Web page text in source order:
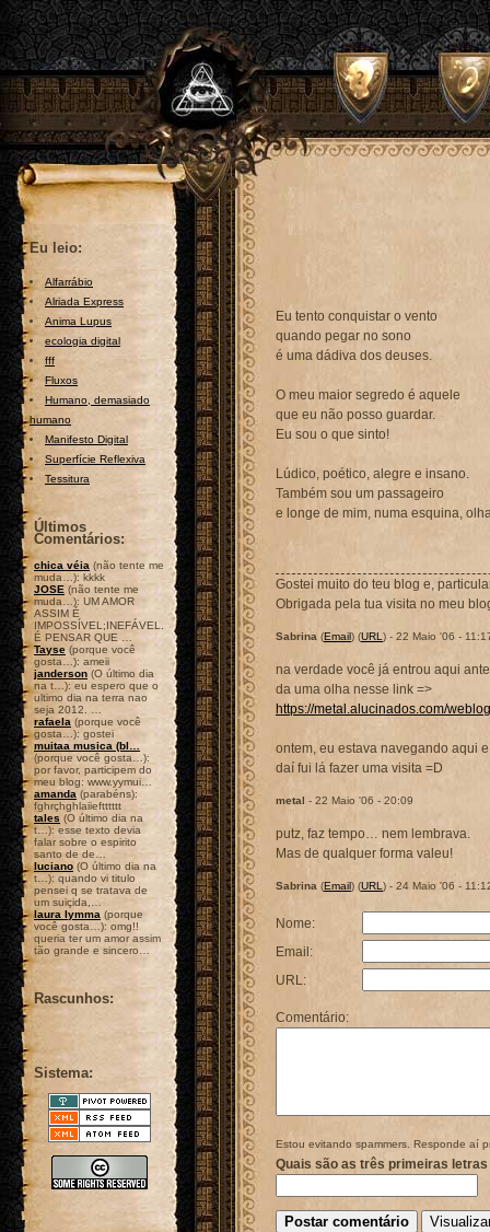
Eu leio:
Alfarrábio
Alriada Express
Anima Lupus
ecologia digital
fff
Fluxos
Humano, demasiado
humano
Manifesto Digital
Superfície Reflexiva
Tessitura
Últimos
Comentários:
chica véia (não tente me
muda…): kkkk
JOSE (não tente me
muda…): UM AMOR
ASSIM É
IMPOSSÍVEL;INEFÁVEL.
É PENSAR QUE …
Tayse(porque você
gosta…): ameii
janderson (O último dia
na t…): eu espero que o
ultimo dia na terra nao
seja 2012. …
rafaela (porque você
gosta…): gostei
muitaa musica (bl…
(porque você gosta…):
por favor, participem do
meu blog: www.yymui…
amanda (parabéns):
fghrçhghlaiieftttttt
tales (O último dia na
t…): esse texto devia
falar sobre o espirito
santo de de…
luciano (O último dia na
t…): quando vi titulo
pensei q se tratava de
um suiçida,…
laura lymma (porque
você gosta…): omg!!
queria ter um amor assim
tão grande e sincero…
Rascunhos:
Sistema:
Eu tento conquistar o vento
quando pegar no sono
é uma dádiva dos deuses.
O meu maior segredo é aquele
que eu não posso guardar.
Eu sou o que sinto!
Lúdico, poético, alegre e insano.
Também sou um passageiro
e longe de mim, numa esquina,
Gostei muito do teu blog e,
Obrigada pela tua visita no meu
Sabrina (Email) (URL ) - 22 Maio '06 -
na verdade você já entrou aqui
da uma olha nesse link =>
https://metal.alucinados.com/
ontem, eu estava navegando aqui
daí fui lá fazer uma visita =D
metal - 22 Maio '06 - 20:09
putz, faz tempo… nem lembrava.
Mas de qualquer forma valeu!
Sabrina (Email) (URL ) - 24 Maio '06 -
Nome:
Email:
URL:
Comentário:
Estou evitando spammers. Responde aí
Quais são as três primeiras